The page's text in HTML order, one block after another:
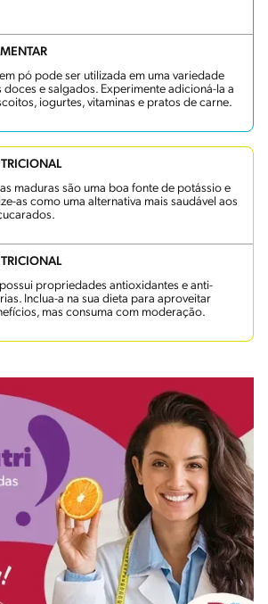
pó pode ser utilizada em uma variedade
doces e salgados. Experimente adicioná-la a
iogurtes, vitaminas e pratos de carne.
maduras são uma boa fonte de potássio e
as como uma alternativa mais saudável aos
propriedades antioxidantes e anti-
Inclua-a na sua dieta para aproveitar
mas consuma com moderação.